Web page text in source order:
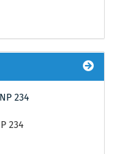
234